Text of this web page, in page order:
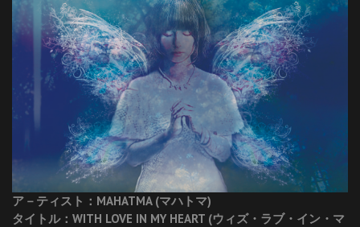
ア－ティスト：MAHATMA (マハトマ)
タイトル：WITH LOVE IN MY HEART (ウィズ・ラブ・イン・マ